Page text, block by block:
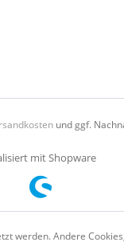
und ggf.
mit Shopware
werden. Andere